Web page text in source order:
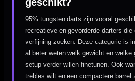
geschikt?
95% tungsten darts zijn vooral
recreatieve en gevorderde darters die
verfijning zoeken. Deze categorie is
al beter weten welk gewicht en welke
setup verder willen finetunen. Ook
trebles wilt en een compactere barrel